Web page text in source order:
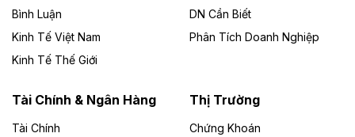
Theo baodautu.vn
Đề xuất hỗ trợ 20.000 tỷ đồng làm cao tốc
Thái Nguyên - Lạng Sơn
Tuyến cao tốc Thái Nguyên - Lạng Sơn khi hình thành
sẽ trở thành trục giao thông chiến lược, kết nối tỉnh
Thái Nguyên và các tỉnh trung du, miền núi phía Bắc
Bình Luận
Kinh Tế Việt Nam
Kinh Tế Thế Giới
DN Cần Biết
Phân Tích Doanh Nghiệp
Tài Chính & Ngân Hàng
Tài Chính
Thị Trường
Chứng Khoán